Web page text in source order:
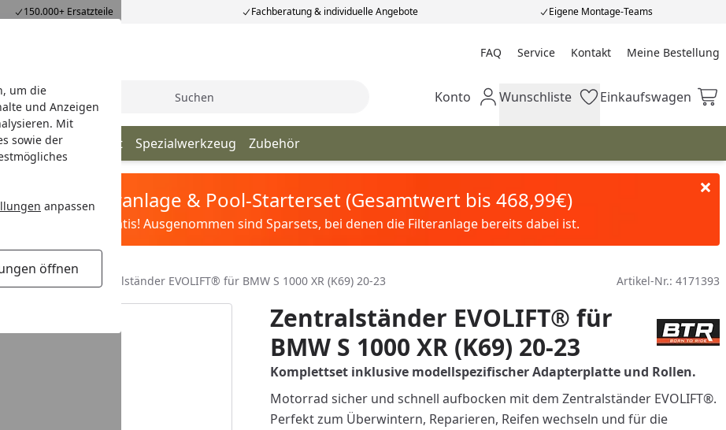
um die
und Anzeigen
Mit
sowie der
anpassen
öffnen
150.000+ Ersatzteile Fachberatung & individuelle Angebote Eigene Montage-Teams
FAQ Service Kontakt Meine Bestellung
Meine Bestellung
Suche Mein Konto
Konto Wunschliste
Wunschliste Einkaufswagen
Einkaufswagen
Transport Spezialwerkzeug Zubehör
Sandfilteranlage & Pool-Starterset (Gesamtwert bis 468,99€)
Filter&Pflege gratis! Ausgenommen sind Sparsets, bei denen die Filteranlage bereits dabei ist.
für BMW Zentralständer EVOLIFT® für BMW S 1000 XR (K69) 20-23 Artikel-Nr.: 4171393
Zentralständer EVOLIFT® für
BMW S 1000 XR (K69) 20-23
Komplettset inklusive modellspezifischer Adapterplatte und Rollen.
Motorrad sicher und schnell aufbocken mit dem Zentralständer EVOLIFT®.
Perfekt zum Überwintern, Reparieren, Reifen wechseln und für die